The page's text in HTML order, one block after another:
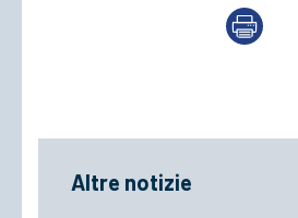
Altre notizie